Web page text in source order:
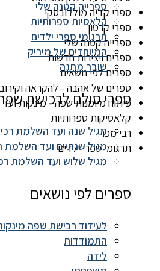
ספרי קדיה מולדובסקי
ספרי קרטון
ספרייה קטנה שלי
ספרים ויצירות חדשות
ספרים לפי נושאים
ספרים של אהבה - להקראה וקירוב
פיתוח מיומנות שפה - מינקות
קלאסיקות ספרותיות
רבי מכר
תרגומי ספרי ילדים
ספרייה קטנה שלי
קלאסיות ספרותיות
תרגומי ספרי ילדים
המיוחדים של מיריק
שובר מתנה
ספרי סולם לרכישת
מגיל שנה ועד השלמת
מגיל שנתיים ועד השלמת
מגיל שלוש ועד השלמת
ספרים לפי נושאים
לעידוד רכישת שפה
התמודדות
לידה